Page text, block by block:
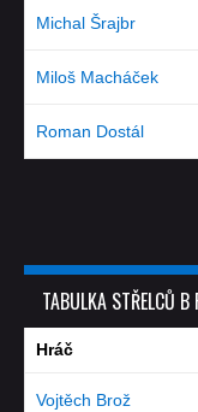
Michal Šrajbr
Miloš Macháček
Roman Dostál
TABULKA STŘELCŮ
Hráč
Vojtěch Brož